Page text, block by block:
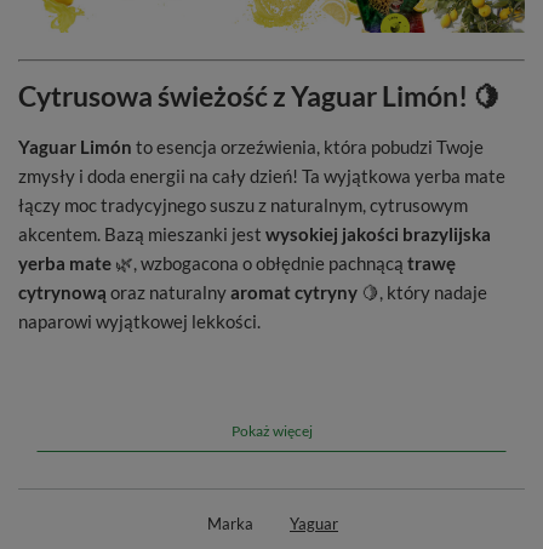
Cytrusowa świeżość z Yaguar Limón! 🍋
Yaguar Limón to esencja orzeźwienia, która pobudzi Twoje
zmysły i doda energii na cały dzień! Ta wyjątkowa yerba mate
łączy moc tradycyjnego suszu z naturalnym, cytrusowym
akcentem. Bazą mieszanki jest wysokiej jakości brazylijska
yerba mate 🌿, wzbogacona o obłędnie pachnącą trawę
cytrynową oraz naturalnyaromat cytryny 🍋, który nadaje
naparowi wyjątkowej lekkości.
mate a cytrusową świeżością. To świetny wybór dla wszystkich,
którzy poszukują pobudzającego i jednocześnie delikatnego
napoju, idealnego na każdą porę dnia! ⚡💛
Pokaż więcej
Marka
Yaguar